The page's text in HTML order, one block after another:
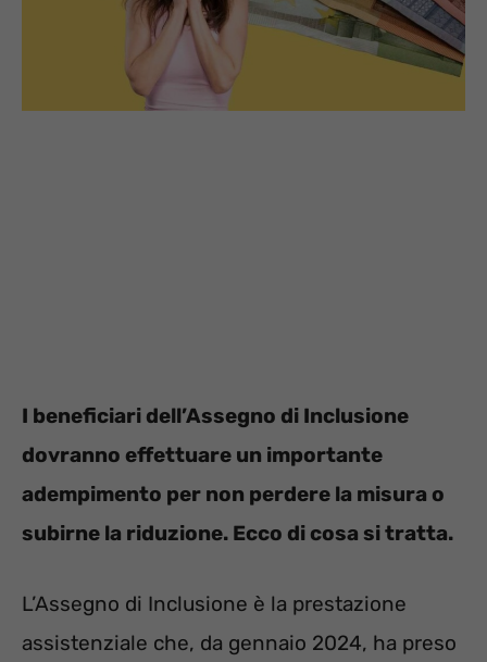
I beneficiari dell’Assegno di Inclusione
dovranno effettuare un importante
adempimento per non perdere la misura o
subirne la riduzione. Ecco di cosa si tratta.
L’Assegno di Inclusione è la prestazione
assistenziale che, da gennaio 2024, ha preso